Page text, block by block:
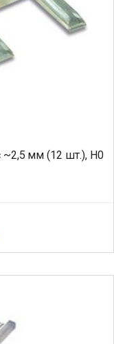
~2,5 мм (12 шт.), H0